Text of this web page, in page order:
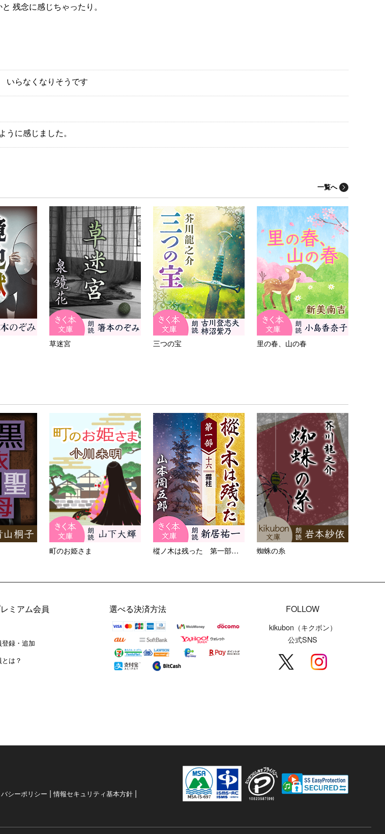
残念に感じちゃったり。
いらなくなりそうです
に感じました。
一覧へ
草迷宮 三つの宝 里の春、山の春
町のお姫さま 樅ノ木は残った 第一部 ＜十... 蜘蛛の糸
ミアム会員
録・追加
は？
FOLLOW
kikubon（キクボン）
公式SNS
選べる決済方法
シーポリシー |情報セキュリティ基本方針 |